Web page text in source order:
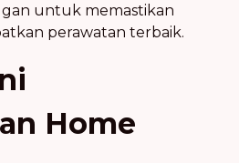
untuk memastikan
perawatan terbaik.
Home